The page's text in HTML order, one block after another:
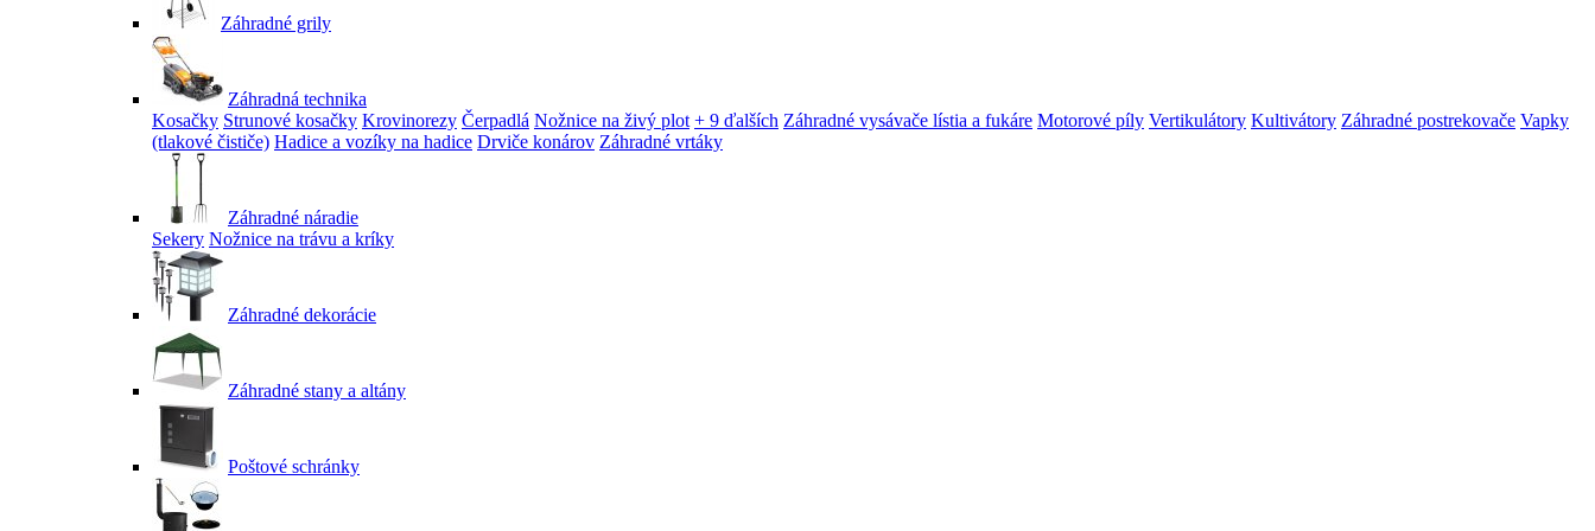
Záhradné grily
Záhradná technika
Kosačky Strunové kosačky Krovinorezy Čerpadlá Nožnice na živý plot + 9 ďalších Záhradné vysávače lístia a fukáre Motorové píly Vertikulátory Kultivátory Záhradné postrekovače Vapky
(tlakové čističe) Hadice a vozíky na hadice Drviče konárov Záhradné vrtáky
Záhradné náradie
Sekery Nožnice na trávu a kríky
Záhradné dekorácie
Záhradné stany a altány
Poštové schránky